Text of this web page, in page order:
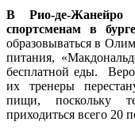
В Рио-де-Жанейро
спортсменам в
образовываться в
питания,
бесплатной еды.
их тренеры
пищи, поскольку
приходиться всего 20